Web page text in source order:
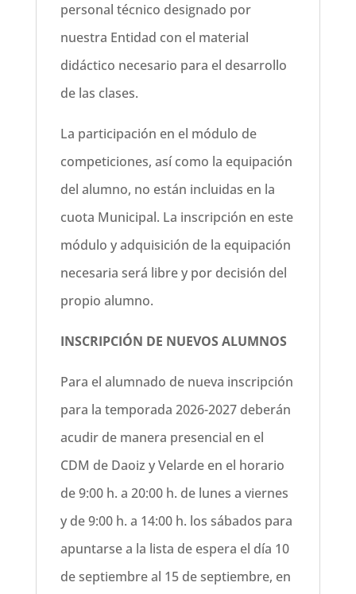
personal técnico designado por
nuestra Entidad con el material
didáctico necesario para el desarrollo
de las clases.
La participación en el módulo de
competiciones, así como la equipación
del alumno, no están incluidas en la
cuota Municipal. La inscripción en este
módulo y adquisición de la equipación
necesaria será libre y por decisión del
propio alumno.
INSCRIPCIÓN DE NUEVOS ALUMNOS
Para el alumnado de nueva inscripción
para la temporada 2026-2027 deberán
acudir de manera presencial en el
CDM de Daoiz y Velarde en el horario
de 9:00 h. a 20:00 h. de lunes a viernes
y de 9:00 h. a 14:00 h. los sábados para
apuntarse a la lista de espera el día 10
de septiembre al 15 de septiembre, en